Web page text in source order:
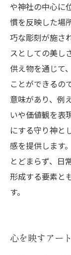
や神社の中心に
慣を反映した場
巧な彫刻が施さ
スとしての美し
供え物を通じて
ことができるの
意味があり、例
いや価値観を表
にする守り神と
感を提供します
とどまらず、日
形成する要素と
す。
心を映すアー